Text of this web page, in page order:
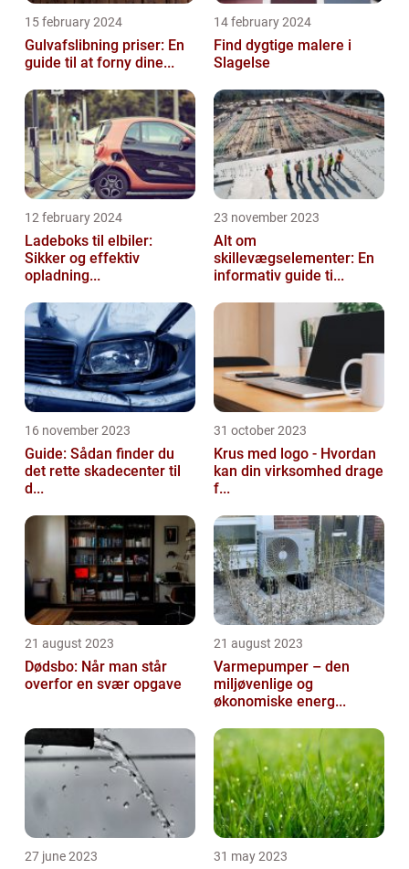
15 february 2024
Gulvafslibning priser: En
guide til at forny dine...
14 february 2024
Find dygtige malere i
Slagelse
12 february 2024
Ladeboks til elbiler:
Sikker og effektiv
opladning...
23 november 2023
Alt om
skillevægselementer: En
informativ guide ti...
16 november 2023
Guide: Sådan finder du
det rette skadecenter til
d...
31 october 2023
Krus med logo - Hvordan
kan din virksomhed drage
f...
21 august 2023
Dødsbo: Når man står
overfor en svær opgave
21 august 2023
Varmepumper – den
miljøvenlige og
økonomiske energ...
27 june 2023 31 may 2023